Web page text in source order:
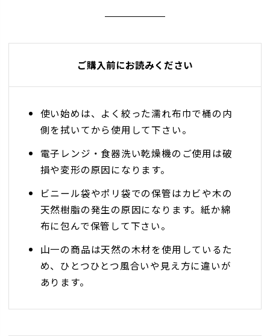
ご購入前にお読みください
使い始めは、よく絞った濡れ布巾で桶の内
側を拭いてから使用して下さい。
電子レンジ・食器洗い乾燥機のご使用は破
損や変形の原因になります。
ビニール袋やポリ袋での保管はカビや木の
天然樹脂の発生の原因になります。紙か綿
布に包んで保管して下さい。
山一の商品は天然の木材を使用しているた
め、ひとつひとつ風合いや見え方に違いが
あります。